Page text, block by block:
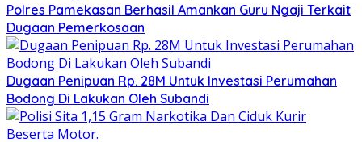
Polres Pamekasan Berhasil Amankan Guru Ngaji Terkait
Dugaan Pemerkosaan
Dugaan Penipuan Rp. 28M Untuk Investasi Perumahan
Bodong Di Lakukan Oleh Subandi